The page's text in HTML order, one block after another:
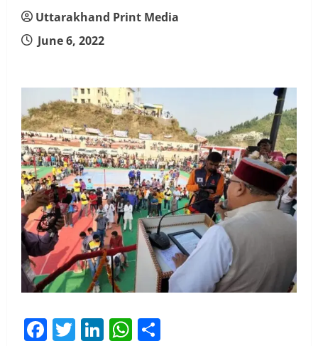
Uttarakhand Print Media
June 6, 2022
Facebook
Twitter
LinkedIn
WhatsApp